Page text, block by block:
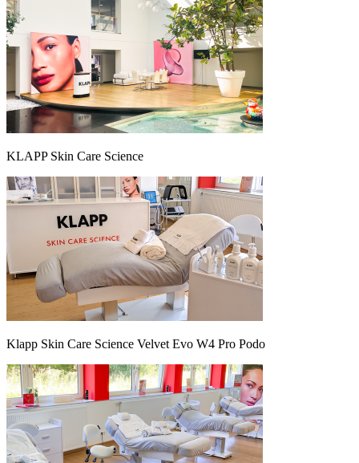
KLAPP Skin Care Science
Klapp Skin Care Science Velvet Evo W4 Pro Podo